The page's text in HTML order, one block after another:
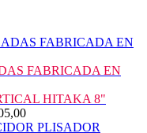
FABRICADA EN
HITAKA 8"